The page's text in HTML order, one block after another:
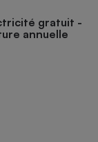
gratuit -
annuelle